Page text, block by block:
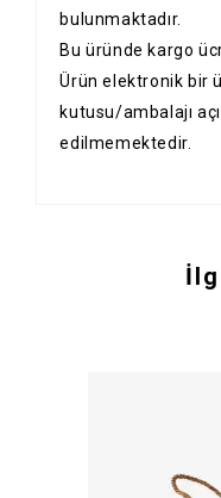
bulunmaktadır.
Bu üründe kargo
Ürün elektronik bir
kutusu/ambalajı
edilmemektedir.